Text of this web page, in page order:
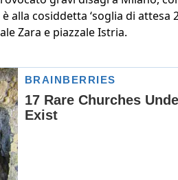
alla cosiddetta ‘soglia di attesa
Zara e piazzale Istria.